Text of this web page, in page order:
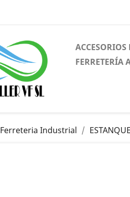
FERRETERÍA
Ferreteria Industrial